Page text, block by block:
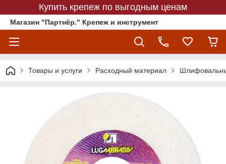
Купить крепеж по выгодным ценам
Магазин "Партнёр." Крепеж и инструмент
Товары и услуги Расходный материал